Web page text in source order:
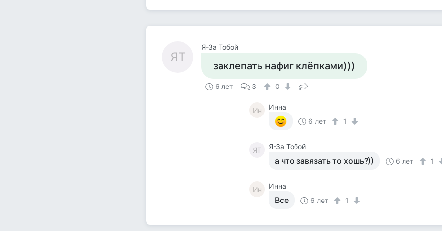
ЯТ
Я-За Тобой
заклепать нафиг клёпками)))
6 лет 3 0
Ин
Инна
6 лет
1
ЯТ Я-За Тобой
а что завязать то хошь?)) 6 лет 1
Ин Инна
Все 6 лет 1